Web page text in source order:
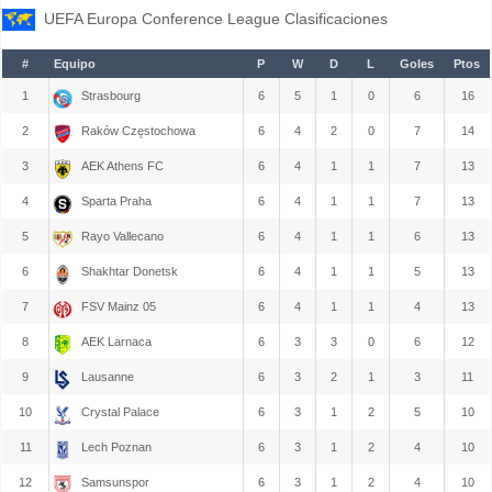
UEFA Europa Conference League Clasificaciones
# Equipo P W D L Goles Ptos
1 Strasbourg 6 5 1 0 6 16
2 Raków Częstochowa 6 4 2 0 7 14
3 AEK Athens FC 6 4 1 1 7 13
4 Sparta Praha 6 4 1 1 7 13
5 Rayo Vallecano 6 4 1 1 6 13
6 Shakhtar Donetsk 6 4 1 1 5 13
7 FSV Mainz 05 6 4 1 1 4 13
8 AEK Larnaca 6 3 3 0 6 12
9 Lausanne 6 3 2 1 3 11
10 Crystal Palace 6 3 1 2 5 10
11 Lech Poznan 6 3 1 2 4 10
12 Samsunspor 6 3 1 2 4 10